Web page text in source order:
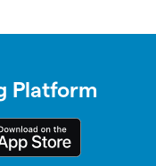
Platform